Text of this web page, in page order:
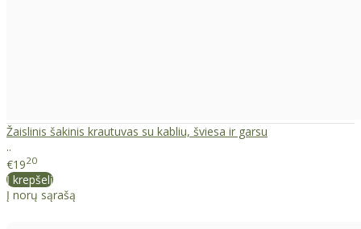
Žaislinis šakinis krautuvas su kabliu, šviesa ir garsu
..
€1920
Į krepšelį
Į norų sąrašą